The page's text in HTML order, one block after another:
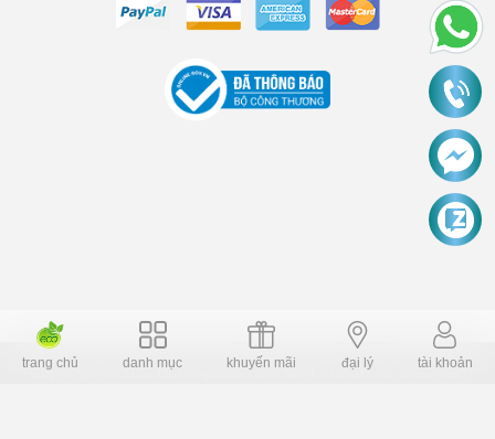
Copyright © 2006 Dochoiplaza.com Alright reversed. Designed
trang chủ danh mục khuyến mãi đại lý tài khoản